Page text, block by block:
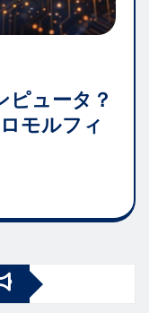
ピュータ？
モルフィ